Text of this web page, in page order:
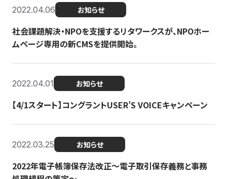
2022.04.06 お知らせ
社会課題解決・NPOを支援するリタワークスが、NPOホー
ムページ専用の新CMSを提供開始。
2022.04.01 お知らせ
【4/1スタート】コングラントUSER’S VOICEキャンペーン
2022.03.25 お知らせ
2022年電子帳簿保存法改正～電子取引保存義務と事務